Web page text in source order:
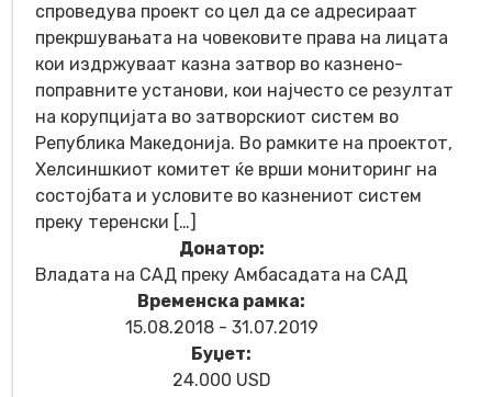
спроведува проект со цел да се адресираат
прекршувањата на човековите права на лицата
кои издржуваат казна затвор во казнено-
поправните установи, кои најчесто се резултат
на корупцијата во затворскиот систем во
Република Македонија. Во рамките на проектот,
Хелсиншкиот комитет ќе врши мониторинг на
состојбата и условите во казнениот систем
преку теренски […]
Донатор:
Владата на САД преку Амбасадата на САД
Временска рамка:
15.08.2018 - 31.07.2019
Буџет:
24.000 USD